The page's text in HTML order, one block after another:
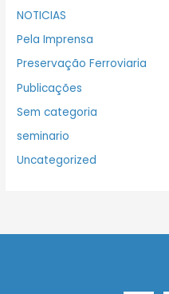
NOTICIAS
Pela Imprensa
Preservação Ferroviaria
Publicações
Sem categoria
seminario
Uncategorized